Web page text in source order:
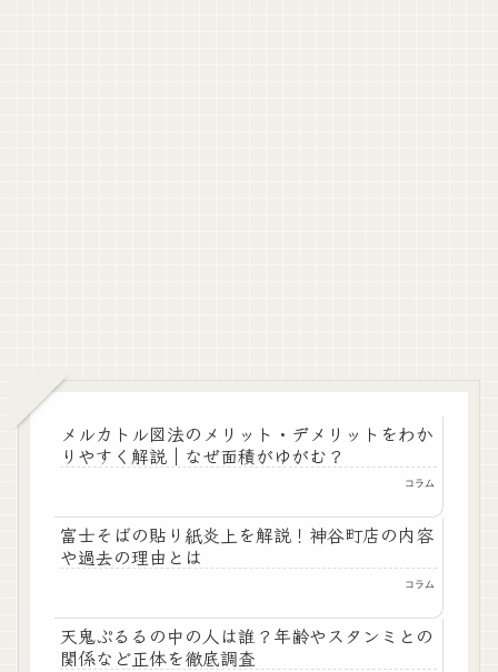
メルカトル図法のメリット・デメリットをわか
りやすく解説｜なぜ面積がゆがむ？
コラム
富士そばの貼り紙炎上を解説！神谷町店の内容
や過去の理由とは
コラム
天鬼ぷるるの中の人は誰？年齢やスタンミとの
関係など正体を徹底調査